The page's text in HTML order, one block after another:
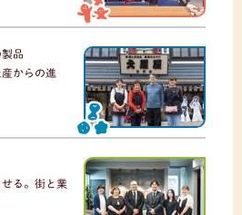
品
からの進
る。街と業